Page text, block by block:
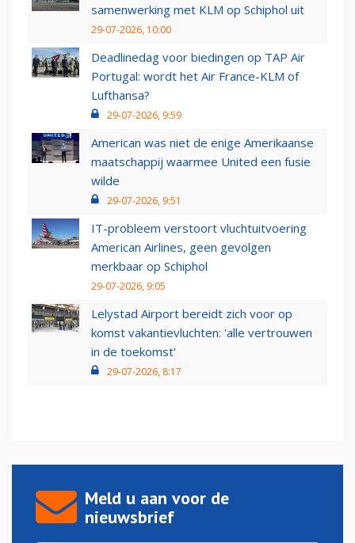
samenwerking met KLM op Schiphol uit
29-07-2026, 10:00
Deadlinedag voor biedingen op TAP Air
Portugal: wordt het Air France-KLM of
Lufthansa?
29-07-2026, 9:59
American was niet de enige Amerikaanse
maatschappij waarmee United een fusie
wilde
29-07-2026, 9:51
IT-probleem verstoort vluchtuitvoering
American Airlines, geen gevolgen
merkbaar op Schiphol
29-07-2026, 9:05
Lelystad Airport bereidt zich voor op
komst vakantievluchten: 'alle vertrouwen
in de toekomst'
29-07-2026, 8:17
Meld u aan voor de
nieuwsbrief